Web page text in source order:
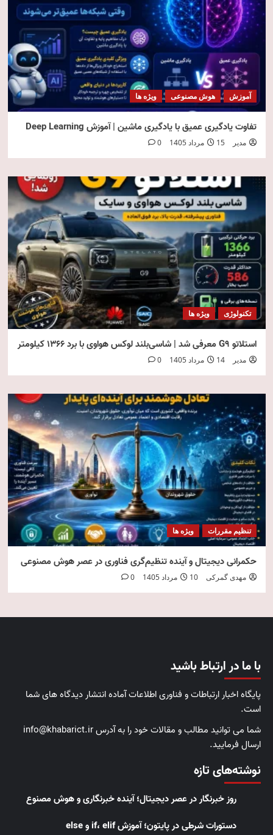
آموزش هوش مصنوعی ویژه ها
تفاوت یادگیری عمیق با یادگیری ماشین | آموزش Deep Learning
مدیر 15 مرداد 1405 0
تکنولوژی ویژه ها
استلاتو G9 معرفی شد | شاسی‌بلند لوکس هواوی با برد ۱۳۶۶ کیلومتر
مدیر 14 مرداد 1405 0
تنظیم مقررات ویژه ها
حکمرانی دیجیتال و آینده تنظیم‌گری فناوری در عصر هوش مصنوعی
مهدی گمرکی 10 مرداد 1405 0
با ما در ارتباط باشید
پایگاه اخبار ارتباطات و فناوری اطلاعات آماده انتشار دیدگاه های شما
است.
شما می توانید مطالب و مقالات خود را به آدرس info@khabarict.ir
ارسال فرمایید.
نوشته‌های تازه
روز خبرنگار در عصر دیجیتال؛ آینده خبرنگاری و هوش مصنوع
دستورات شرطی در پایتون؛ آموزش if، elif و else